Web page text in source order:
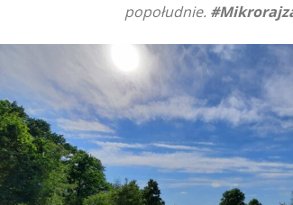
popołudnie.